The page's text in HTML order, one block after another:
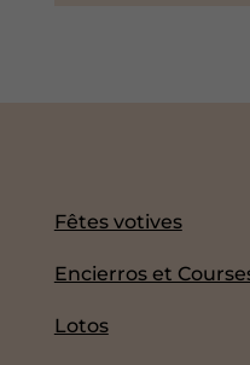
Fêtes votives
Encierros et
Lotos